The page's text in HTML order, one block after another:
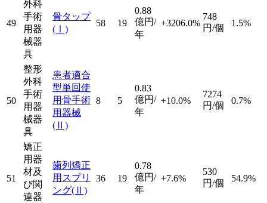
49
外科
手術
用器
械器
具
骨タップ
(Ⅰ)
58 19
0.88
億円/
年
+3206.0%
748
円/個
1.5%
50
整形
外科
手術
用器
械器
具
患者適合
型単回使
用骨手術
用器械
(Ⅱ)
8 5
0.83
億円/
年
+10.0%
7274
円/個
0.7%
51
矯正
用器
材及
び関
連器
歯列矯正
用スプリ
ング(Ⅱ)
36 19
0.78
億円/
年
+7.6%
530
円/個
54.9%